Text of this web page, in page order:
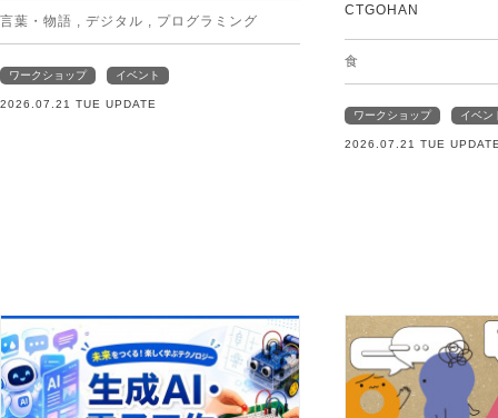
言葉・物語 デジタル プログラミング
ワークショップ イベント
2026.07.21 TUE UPDATE
CTGOHAN
食
ワークショップ イベン
2026.07.21 TUE